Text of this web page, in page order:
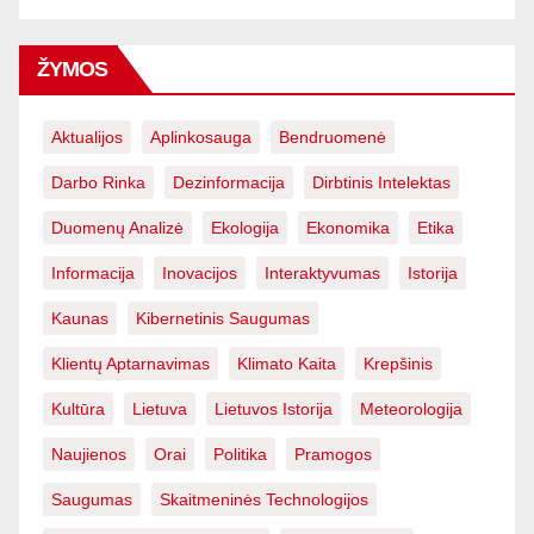
ŽYMOS
Aktualijos Aplinkosauga Bendruomenė
Darbo Rinka Dezinformacija Dirbtinis Intelektas
Duomenų Analizė Ekologija Ekonomika Etika
Informacija Inovacijos Interaktyvumas Istorija
Kaunas Kibernetinis Saugumas
Klientų Aptarnavimas Klimato Kaita Krepšinis
Kultūra Lietuva Lietuvos Istorija Meteorologija
Naujienos Orai Politika Pramogos
Saugumas Skaitmeninės Technologijos